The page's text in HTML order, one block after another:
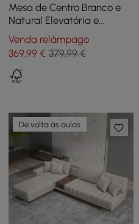
Mesa de Centro Branco e
Natural Elevatória e
Dobrável de 100 cm com 4
Bancos e Arrumação
Venda relâmpago
369,99 € 379,99 €
De volta às aulas